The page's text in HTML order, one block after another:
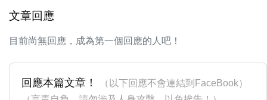
文章回應
目前尚無回應，成為第一個回應的人吧！
回應本篇文章！
（以下回應不會連結到FaceBook）